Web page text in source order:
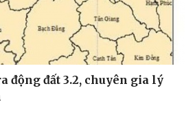
động đất 3.2, chuyên gia lý